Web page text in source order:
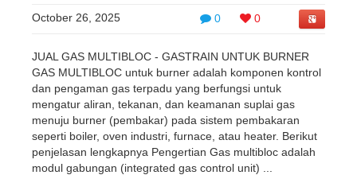
0 0
October 26, 2025
JUAL GAS MULTIBLOC - GASTRAIN UNTUK BURNER
GAS MULTIBLOC untuk burner adalah komponen kontrol
dan pengaman gas terpadu yang berfungsi untuk
mengatur aliran, tekanan, dan keamanan suplai gas
menuju burner (pembakar) pada sistem pembakaran
seperti boiler, oven industri, furnace, atau heater. Berikut
penjelasan lengkapnya Pengertian Gas multibloc adalah
modul gabungan (integrated gas control unit) ...